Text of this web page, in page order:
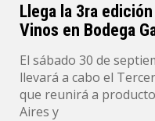
Llega la 3ra
Vinos en Bodega
El sábado 30 de
llevará a cabo el
que reunirá a
Aires y